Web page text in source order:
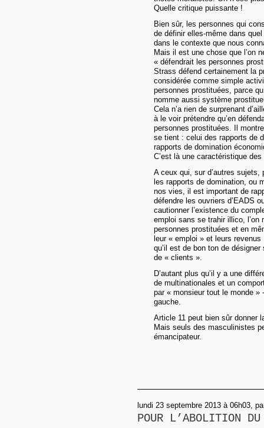
Quelle critique puissante !
Bien sûr, les personnes qui
de définir elles-même dans
dans le contexte que nous
Mais il est une chose que l’on
« défendrait les personnes
Strass défend certainement la
considérée comme simple
personnes prostituées, parce
nomme aussi système
Cela n’a rien de surprenant
à le voir prétendre qu’en
personnes prostituées. Il
se tient : celui des rapports de
rapports de domination
C’est là une caractéristique
A ceux qui, sur d’autres
les rapports de domination, ou
nos vies, il est important de
défendre les ouvriers d’EADS
cautionner l’existence du
emploi sans se trahir illico, l’on
personnes prostituées et en
leur « emploi » et leurs
qu’il est de bon ton de
de « clients ».
D’autant plus qu’il y a une
de multinationales et un
par « monsieur tout le monde »
gauche.
Article 11 peut bien sûr donner
Mais seuls des masculinistes
émancipateur.
lundi 23 septembre 2013 à 06h03,
POUR L’ABOLITION